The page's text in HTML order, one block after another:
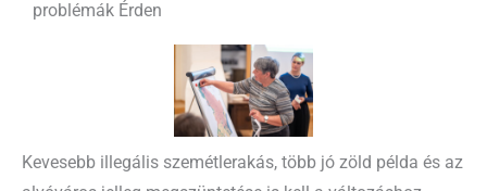
problémák Érden
Kevesebb illegális szemétlerakás, több jó zöld példa és az